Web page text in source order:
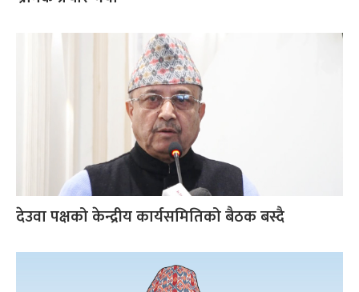
देउवा पक्षको केन्द्रीय कार्यसमितिको बैठक बस्दै